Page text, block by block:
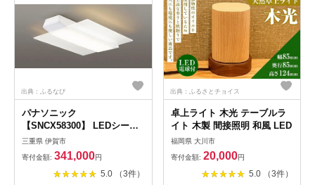
出典：ふるなび
パナソニック
【SNCX58300】 LEDシーリ
ング ライフコンディショニン
グシリーズ（角型 12畳用）
【senk0004】
三重県 伊賀市
寄付金額: 341,000円
5.0 （3件）
出典：ふるさとチョイス
卓上ライト 木光 テーブルラ
イト 木製 間接照明 和風 LED
福岡県 大川市
寄付金額: 20,000円
5.0 （3件）